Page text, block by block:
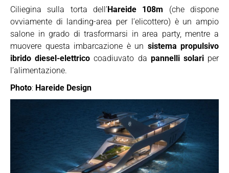
Ciliegina sulla torta dell’Hareide 108m (che dispone
ovviamente di landing-area per l’elicottero) è un ampio
salone in grado di trasformarsi in area party, mentre a
muovere questa imbarcazione è un sistema propulsivo
ibrido diesel-elettrico coadiuvato da pannelli solariper
l’alimentazione.
Photo: Hareide Design